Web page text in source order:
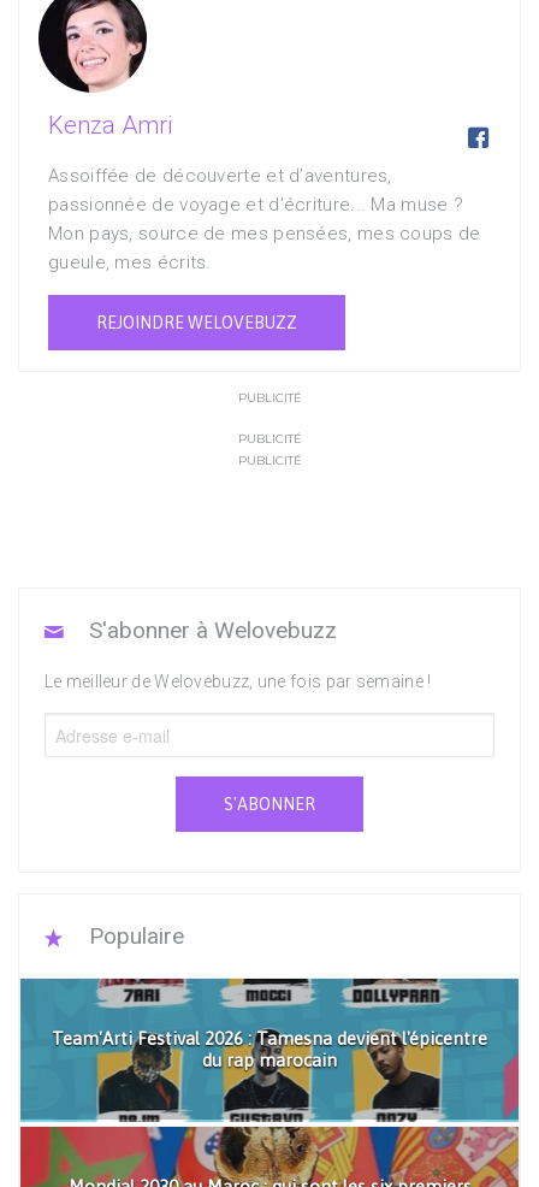
Kenza Amri 
Assoiffée de découverte et d’aventures,
passionnée de voyage et d’écriture... Ma muse ?
Mon pays, source de mes pensées, mes coups de
gueule, mes écrits.
REJOINDRE WELOVEBUZZ
PUBLICITÉ
PUBLICITÉ
PUBLICITÉ
S'abonner à Welovebuzz
Le meilleur de Welovebuzz, une fois par semaine !
S'ABONNER
Populaire
Team'Arti Festival 2026 : Tamesna devient l'épicentre
du rap marocain